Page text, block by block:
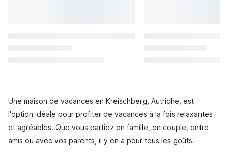
Une maison de vacances en Kreischberg, Autriche, est
l'option idéale pour profiter de vacances à la fois relaxantes
et agréables. Que vous partiez en famille, en couple, entre
amis ou avec vos parents, il y en a pour tous les goûts.